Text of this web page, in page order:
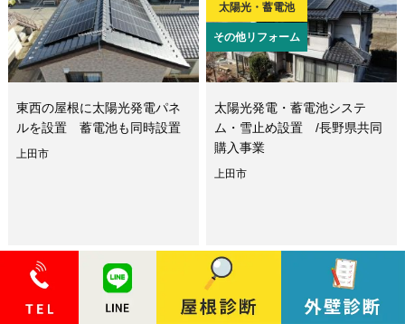
東西の屋根に太陽光発電パネ
ルを設置 蓄電池も同時設置
上田市
太陽光・蓄電池
その他リフォーム
太陽光発電・蓄電池システ
ム・雪止め設置 /長野県共同
購入事業
上田市
太陽光・蓄電池 屋根
雨漏り